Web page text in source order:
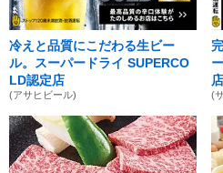
冷えと品質にこだわる生ビー
ル。スーパードライ SUPERCO
LD認定店
(アサヒビール)
店
(